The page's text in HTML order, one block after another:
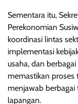
Sementara itu,
Perekonomian
koordinasi lintas
implementasi
usaha, dan
memastikan proses
menjawab
lapangan.